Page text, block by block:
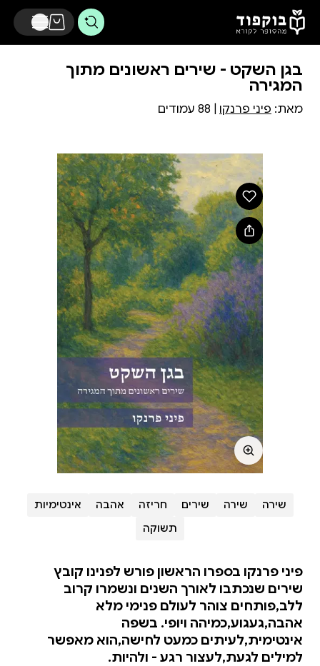
דלג לתוכן הראשי
בגן השקט - שירים ראשונים מתוך
המגירה
מאת: פיני פרנקו
שירה שירה שירים חריזה אהבה
אינטימיות
תשוקה
פיני פרנקו בספרו הראשון פורש לפנינו קובץ
שירים שנכתבו לאורך השנים ונשמרו קרוב
ללב,פותחים צוהר לעולם פנימי מלא
אהבה,געגוע,כמיהה ויופי. בשפה
אינטימית,לעיתים כמעט לחישה,הוא מאפשר
למילים לגעת,לעצור רגע - ולהיות.